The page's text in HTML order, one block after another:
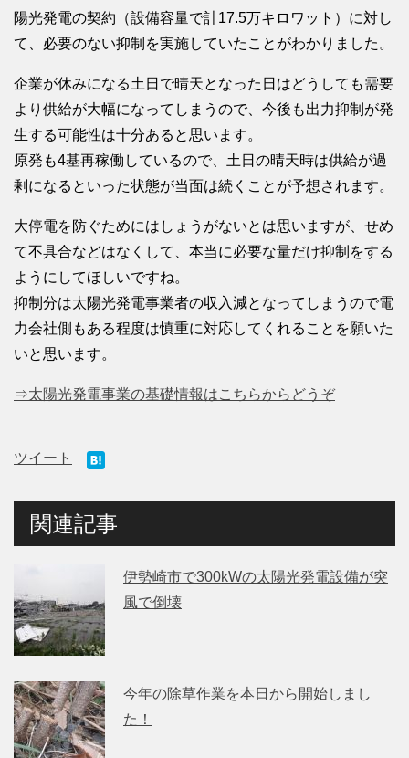
陽光発電の契約（設備容量で計17.5万キロワット）に対し
て、必要のない抑制を実施していたことがわかりました。
企業が休みになる土日で晴天となった日はどうしても需要
より供給が大幅になってしまうので、今後も出力抑制が発
生する可能性は十分あると思います。
原発も4基再稼働しているので、土日の晴天時は供給が過
剰になるといった状態が当面は続くことが予想されます。
大停電を防ぐためにはしょうがないとは思いますが、せめ
て不具合などはなくして、本当に必要な量だけ抑制をする
ようにしてほしいですね。
抑制分は太陽光発電事業者の収入減となってしまうので電
力会社側もある程度は慎重に対応してくれることを願いた
いと思います。
⇒太陽光発電事業の基礎情報はこちらからどうぞ
ツイート
関連記事
伊勢崎市で300kWの太陽光発電設備が突
風で倒壊
今年の除草作業を本日から開始しまし
た！